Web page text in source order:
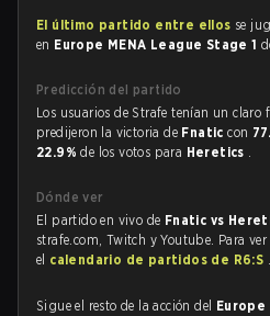
El último partido entre ellos se
en Europe MENA League Stage 1
Predicción del partido
Los usuarios de Strafe tenían un claro
predijeron la victoria de Fnaticcon
22.9%de los votos para Heretics .
Dónde ver
El partido en vivo de Fnatic vs
strafe.com, Twitch y Youtube. Para
el calendario de partidos de R6:S .
Sigue el resto de la acción del Europe